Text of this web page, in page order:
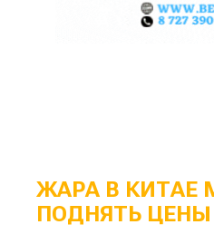
ЖАРА В КИТАЕ
ПОДНЯТЬ ЦЕНЫ